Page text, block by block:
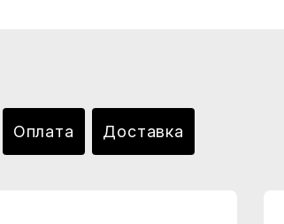
Оплата Доставка